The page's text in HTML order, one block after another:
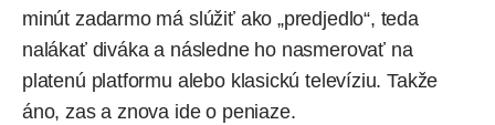
minút zadarmo má slúžiť ako „predjedlo“, teda
nalákať diváka a následne ho nasmerovať na
platenú platformu alebo klasickú televíziu. Takže
áno, zas a znova ide o peniaze.